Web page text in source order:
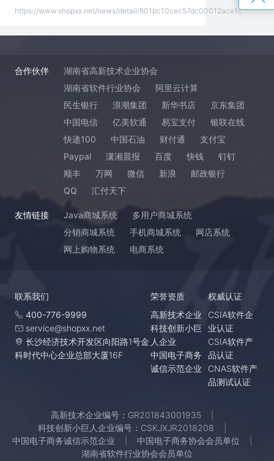
https://www.shopxx.net/news/detail/601bc10cec57dc00012ace1c
合作伙伴
湖南省高新技术企业协会
湖南省软件行业协会
阿里云计算
民生银行
浪潮集团 新华书店
京东集团
中国电信
亿美软通 易宝支付
银联在线
快递100
中国石油 财付通
支付宝
Paypal
潇湘晨报 百度 快钱
钉钉
顺丰
万网 微信 新浪
邮政银行
QQ
汇付天下
友情链接 Java商城系统
多用户商城系统
分销商城系统
手机商城系统
网店系统
网上购物系统
电商系统
联系我们
400-776-9999
service@shopxx.net
长沙经济技术开发区向阳路1号金
科时代中心企业总部大厦16F
荣誉资质
高新技术企业
科技创新小巨
人企业
中国电子商务
诚信示范企业
权威认证
CSIA软件企
业认证
CSIA软件产
品认证
CNAS软件产
品测试认证
高新技术企业编号：GR201843001935
科技创新小巨人企业编号：CSKJXJR2018208
中国电子商务诚信示范企业
中国电子商务协会会员单位
湖南省软件行业协会会员单位